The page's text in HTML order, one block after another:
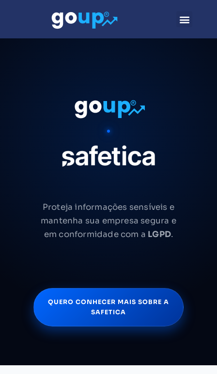
Proteja informações sensíveis e
mantenha sua empresa segura e
em conformidade com a LGPD.
QUERO CONHECER MAIS SOBRE A
SAFETICA